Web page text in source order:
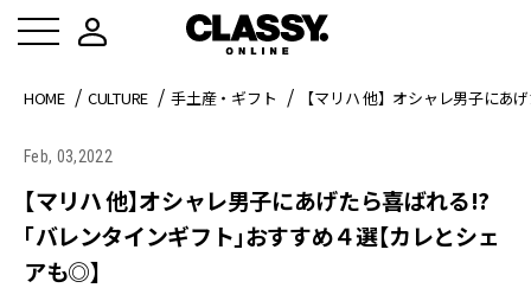
HOME CULTURE 手土産・ギフト 【マリハ 他】オシャレ男子にあ
Feb, 03,2022
【マリハ 他】オシャレ男子にあげたら喜ばれる!?
「バレンタインギフト」おすすめ４選【カレとシェ
アも◎】